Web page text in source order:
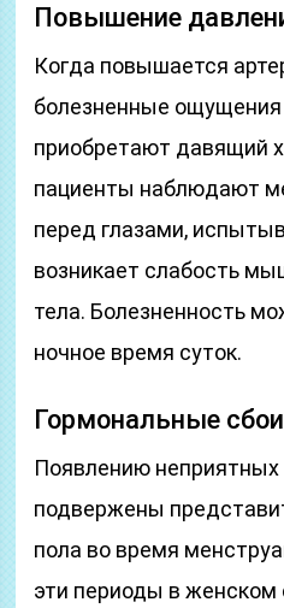
Повышение
Когда повышается
болезненные ощущения
приобретают давящий
пациенты наблюдают
перед глазами,
возникает слабость
тела. Болезненность
ночное время суток.
Гормональные сбои
Появлению
подвержены
пола во время
эти периоды в женском